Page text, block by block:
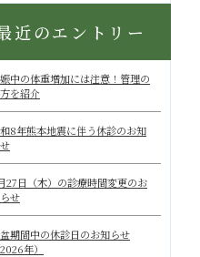
近のエントリー
中の体重増加には注意！管理の
を紹介
8年熊本地震に伴う休診のお知
27日（木）の診療時間変更のお
せ
期間中の休診日のお知らせ
2026年）